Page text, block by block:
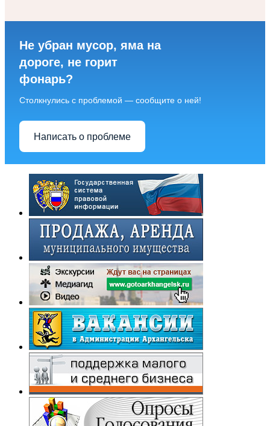
Не убран мусор, яма на
дороге, не горит
фонарь?
Столкнулись с проблемой — сообщите о ней!
Написать о проблеме